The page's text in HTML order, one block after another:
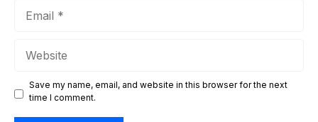
Save my name, email, and website in this browser for the next
time I comment.